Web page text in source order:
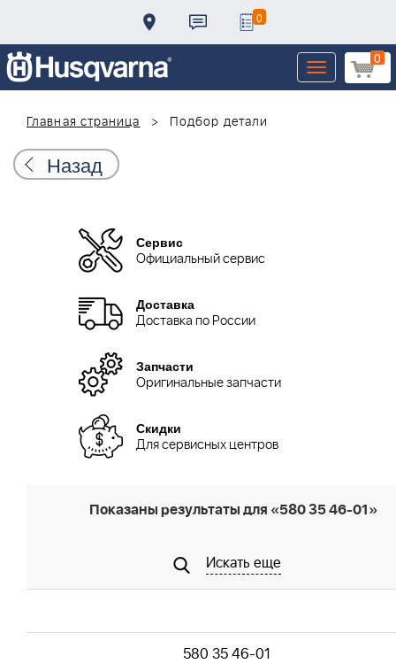
0
0
Toggle
navigation
Главная страница
Подбор детали
Назад
Сервис
Официальный сервис
Доставка
Доставка по России
Запчасти
Оригинальные запчасти
Скидки
Для сервисных центров
Показаны результаты для «580 35 46-01»
Искать еще
580 35 46-01